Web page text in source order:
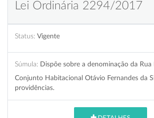
Lei Ordinária 2294/2017
Status: Vigente
Súmula: Dispõe sobre a denominação da
Conjunto Habitacional Otávio Fernandes da
providências.